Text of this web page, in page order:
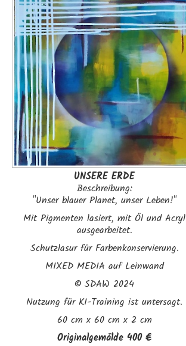
UNSERE ERDE
Beschreibung:
"Unser blauer Planet, unser Leben!"
Mit Pigmenten lasiert, mit Öl und Acryl
ausgearbeitet.
Schutzlasur für Farbenkonservierung.
MIXED MEDIA auf Leinwand
©SDAW 2024
Nutzung für KI-Training ist untersagt.
60 cm x 60 cm x 2 cm
Originalgemälde 400 €